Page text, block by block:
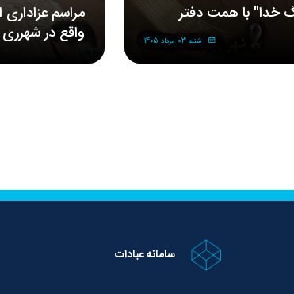
خدا" با همت دفتر
شنبه 03 مرداد 1405
مراسم‌
واقع در شهرری
سامانه عبادات